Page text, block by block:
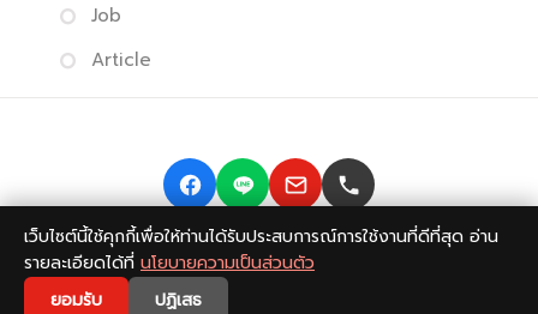
Job
Article
Copyright © 2014-2026 BISMONPRINT Co.,LTD
Privacy
policy|Return Policy
เว็บไซต์นี้ใช้คุกกี้เพื่อให้ท่านได้รับประสบการณ์การใช้งานที่ดีที่สุด อ่าน
รายละเอียดได้ที่ นโยบายความเป็นส่วนตัว
ยอมรับ
ปฏิเสธ